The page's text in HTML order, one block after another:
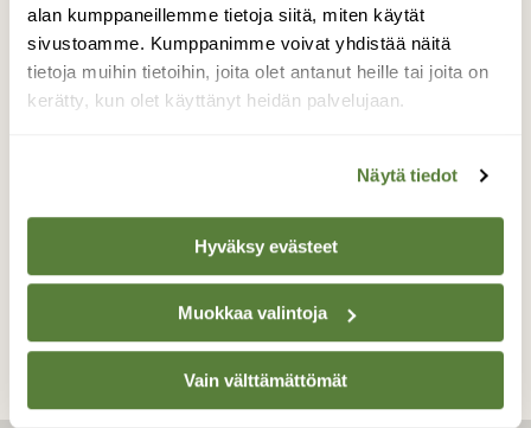
alan kumppaneillemme tietoja siitä, miten käytät
sivustoamme. Kumppanimme voivat yhdistää näitä
tietoja muihin tietoihin, joita olet antanut heille tai joita on
kerätty, kun olet käyttänyt heidän palvelujaan.
Näytä tiedot
Hyväksy evästeet
Muokkaa valintoja
Vain välttämättömät
Tänään 26.04.2026. Oli roiskassut yöllä vähän
lunta,niin pikkulinnut olivat
ihmeissään.Onneksi oli vielä puutarhassa
syötävää.
TAKAISIN LISTAAN